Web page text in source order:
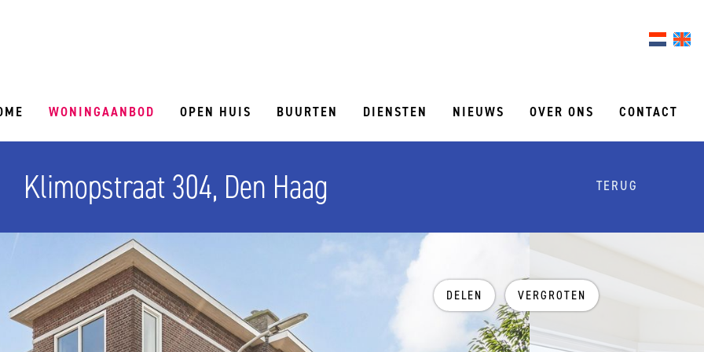
WONINGAANBOD OPEN HUIS BUURTEN DIENSTEN NIEUWS OVER ONS CONTACT
Klimopstraat 304, Den Haag TERUG
DELEN VERGROTEN